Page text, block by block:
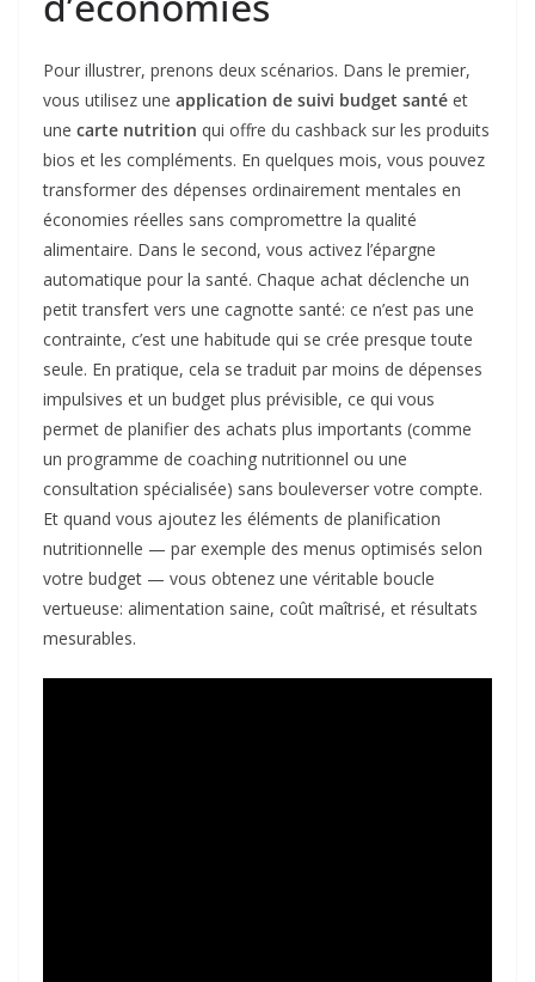
Pour illustrer, prenons deux scénarios. Dans le premier,
vous utilisez une application de suivi budget santé et
une carte nutrition qui offre du cashback sur les produits
bios et les compléments. En quelques mois, vous pouvez
transformer des dépenses ordinairement mentales en
économies réelles sans compromettre la qualité
alimentaire. Dans le second, vous activez l’épargne
automatique pour la santé. Chaque achat déclenche un
petit transfert vers une cagnotte santé: ce n’est pas une
contrainte, c’est une habitude qui se crée presque toute
seule. En pratique, cela se traduit par moins de dépenses
impulsives et un budget plus prévisible, ce qui vous
permet de planifier des achats plus importants (comme
un programme de coaching nutritionnel ou une
consultation spécialisée) sans bouleverser votre compte.
Et quand vous ajoutez les éléments de planification
nutritionnelle — par exemple des menus optimisés selon
votre budget — vous obtenez une véritable boucle
vertueuse: alimentation saine, coût maîtrisé, et résultats
mesurables.